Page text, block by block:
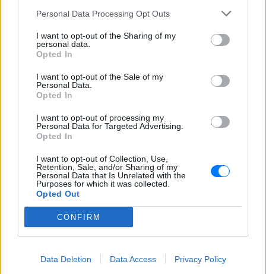
Personal Data Processing Opt Outs
I want to opt-out of the Sharing of my
personal data.
Opted In
I want to opt-out of the Sale of my
Personal Data.
Opted In
I want to opt-out of processing my
Personal Data for Targeted Advertising.
Opted In
I want to opt-out of Collection, Use,
Retention, Sale, and/or Sharing of my
Personal Data that Is Unrelated with the
Purposes for which it was collected.
Opted Out
CONFIRM
Data Deletion Data Access Privacy Policy
Πόρτο Χέλι: Νεκρή βρέθηκε
64χρονη ιδιοκτήτρια
ξενοδοχείου
αυτοχειρία, αν και δεν έχει εντοπιστεί
κανένα σημείωμα
βρήκε τοξικοεξαρτημένο
βρέφος που έζησε 8 μήνες σε
Εδώ και λίγες ημέρες το κοριτσάκι
βρίσκεται πλέον στο νέο του σπίτι
είναι νόμιμα, κάθε μέρα
μαλώναμε με γονείς»
ΣΉΜΕΡΑ
Τι δήλωσαν ο συνήγορος του ιδιοκτήτη,
Χάρης Αμπραζής, και ο ίδιος ο